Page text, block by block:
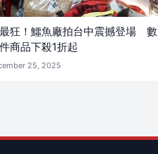
狂！鱷魚廠拍台中震撼登場 數
商品下殺1折起
25, 2025